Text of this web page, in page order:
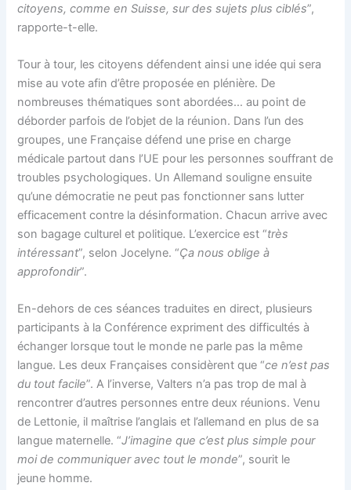
citoyens, comme en Suisse, sur des sujets plus ciblés”,
rapporte-t-elle.
Tour à tour, les citoyens défendent ainsi une idée qui sera
mise au vote afin d’être proposée en plénière. De
nombreuses thématiques sont abordées… au point de
déborder parfois de l’objet de la réunion. Dans l’un des
groupes, une Française défend une prise en charge
médicale partout dans l’UE pour les personnes souffrant de
troubles psychologiques. Un Allemand souligne ensuite
qu’une démocratie ne peut pas fonctionner sans lutter
efficacement contre la désinformation. Chacun arrive avec
son bagage culturel et politique. L’exercice est “très
intéressant”, selon Jocelyne. “Ça nous oblige à
approfondir”.
En-dehors de ces séances traduites en direct, plusieurs
participants à la Conférence expriment des difficultés à
échanger lorsque tout le monde ne parle pas la même
langue. Les deux Françaises considèrent que “ce n’est pas
du tout facile”. A l’inverse, Valters n’a pas trop de mal à
rencontrer d’autres personnes entre deux réunions. Venu
de Lettonie, il maîtrise l’anglais et l’allemand en plus de sa
langue maternelle. “J’imagine que c’est plus simple pour
moi de communiquer avec tout le monde”, sourit le
jeune homme.